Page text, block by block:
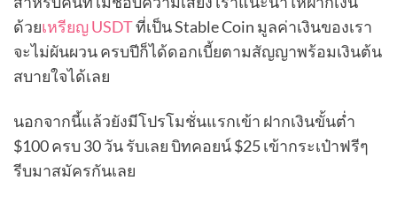
ด้วยเหรียญ USDTที่เป็น Stable Coin มูลค่าเงินของเรา
จะไม่ผันผวน ครบปีก็ได้ดอกเบี้ยตามสัญญาพร้อมเงินต้น
สบายใจได้เลย
นอกจากนี้แล้วยังมีโปรโมชั่นแรกเข้า ฝากเงินขั้นต่ำ
$100 ครบ 30 วัน รับเลย บิทคอยน์ $25 เข้ากระเป๋าฟรีๆ
รีบมาสมัครกันเลย